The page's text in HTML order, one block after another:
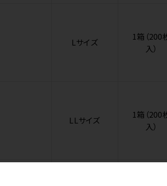
Lサイズ
1箱（200
入）
LLサイズ
1箱（200
入）